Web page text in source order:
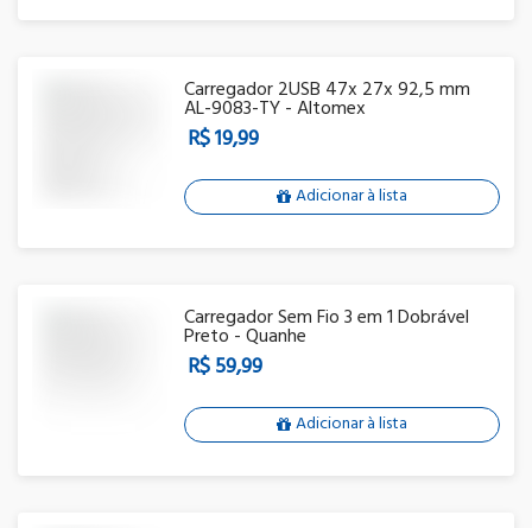
Carregador 2USB 47x 27x 92,5 mm
AL-9083-TY - Altomex
R$ 19,99
Adicionar à lista
Carregador Sem Fio 3 em 1 Dobrável
Preto - Quanhe
R$ 59,99
Adicionar à lista